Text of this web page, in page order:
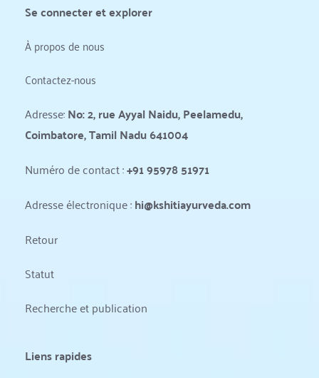
Se connecter et explorer
À propos de nous
Contactez-nous
Adresse: No: 2, rue Ayyal Naidu, Peelamedu,
Coimbatore, Tamil Nadu 641004
Numéro de contact : +91 95978 51971
Adresse électronique : hi@kshitiayurveda.com
Retour
Statut
Recherche et publication
Liens rapides